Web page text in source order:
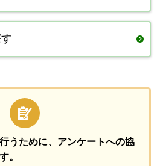
うために、 アンケートへの協
。